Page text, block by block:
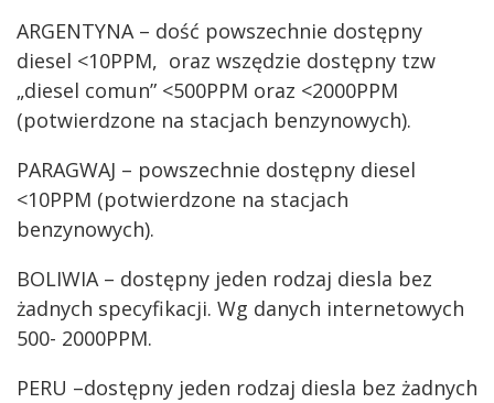
ARGENTYNA – dość powszechnie dostępny
diesel <10PPM, oraz wszędzie dostępny tzw
„diesel comun” <500PPM oraz <2000PPM
(potwierdzone na stacjach benzynowych).
PARAGWAJ – powszechnie dostępny diesel
<10PPM (potwierdzone na stacjach
benzynowych).
BOLIWIA – dostępny jeden rodzaj diesla bez
żadnych specyfikacji. Wg danych internetowych
500- 2000PPM.
PERU –dostępny jeden rodzaj diesla bez żadnych